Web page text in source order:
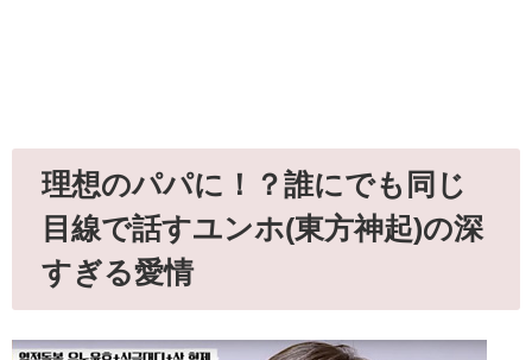
理想のパパに！？誰にでも同じ
目線で話すユンホ(東方神起)の深
すぎる愛情